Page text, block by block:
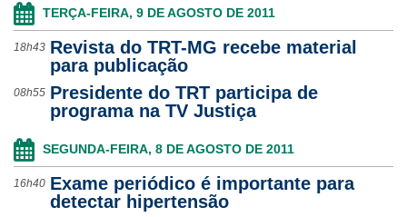
TERÇA-FEIRA, 9 DE AGOSTO DE 2011
18h43 Revista do TRT-MG recebe material
para publicação
08h55 Presidente do TRT participa de
programa na TV Justiça
SEGUNDA-FEIRA, 8 DE AGOSTO DE 2011
16h40 Exame periódico é importante para
detectar hipertensão